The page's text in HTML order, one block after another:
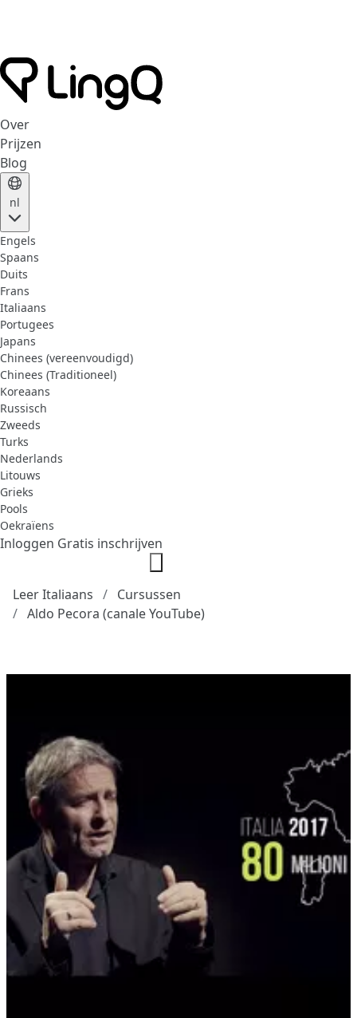
Over
Prijzen
Blog
nl
Engels
Spaans
Duits
Frans
Italiaans
Portugees
Japans
Chinees (vereenvoudigd)
Chinees (Traditioneel)
Koreaans
Russisch
Zweeds
Turks
Nederlands
Litouws
Grieks
Pools
Oekraïens
Inloggen Gratis inschrijven
Leer Italiaans
Cursussen
Aldo Pecora (canale YouTube)